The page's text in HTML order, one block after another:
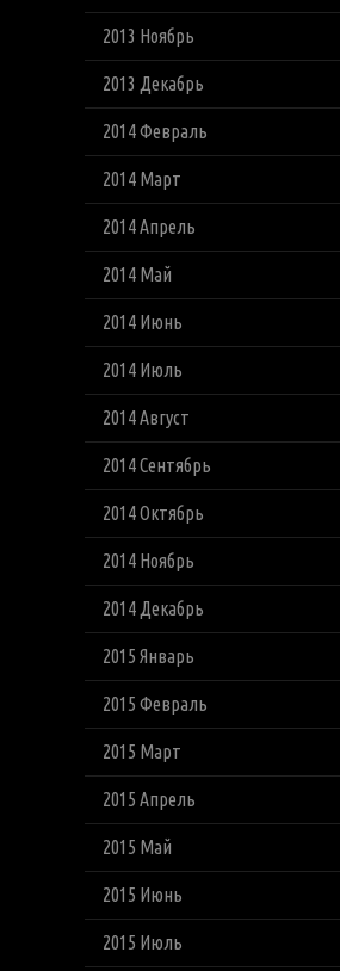
2013 Ноябрь
2013 Декабрь
2014 Февраль
2014 Март
2014 Апрель
2014 Май
2014 Июнь
2014 Июль
2014 Август
2014 Сентябрь
2014 Октябрь
2014 Ноябрь
2014 Декабрь
2015 Январь
2015 Февраль
2015 Март
2015 Апрель
2015 Май
2015 Июнь
2015 Июль